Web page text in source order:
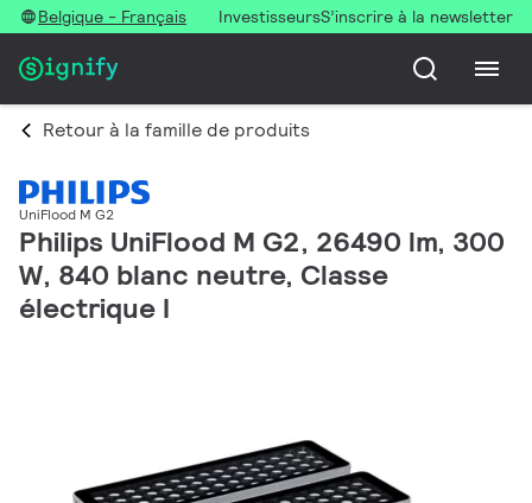
Belgique - Français InvestisseursS’inscrire à la newsletter
Retour à la famille de produits
UniFlood M G2
Philips UniFlood M G2, 26490 lm, 300
W, 840 blanc neutre, Classe
électrique I